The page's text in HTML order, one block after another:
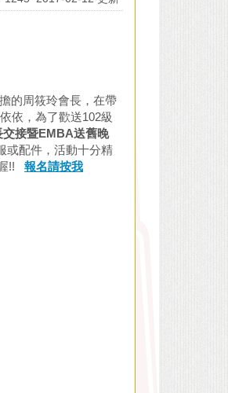
的周筱玲會長，在帶
依，為了歡送102級
交接暨EMBA送舊晚
或配件，活動十分精
!! 報名請按我